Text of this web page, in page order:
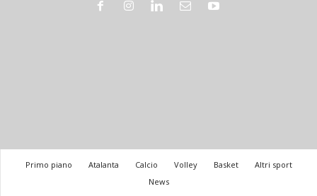
Primo piano Atalanta Calcio Volley Basket
Altri sport
News